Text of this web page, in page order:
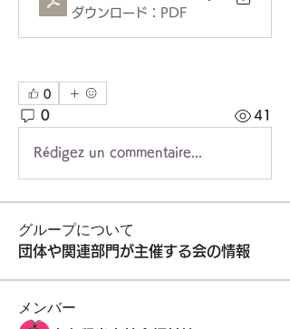
ダウンロード：PDF
0
0 41
Rédigez un commentaire...
グループについて
団体や関連部門が主催する会の情報
メンバー